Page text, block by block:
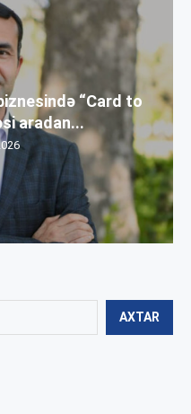
AXTAR
“Card to
aradan...